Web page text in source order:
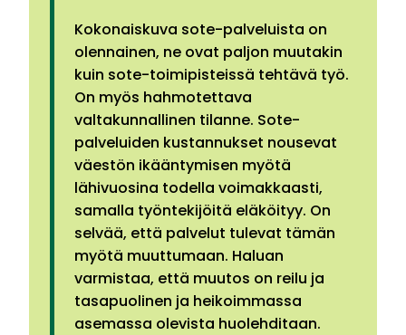
Kokonaiskuva sote-palveluista on
olennainen, ne ovat paljon muutakin
kuin sote-toimipisteissä tehtävä työ.
On myös hahmotettava
valtakunnallinen tilanne. Sote-
palveluiden kustannukset nousevat
väestön ikääntymisen myötä
lähivuosina todella voimakkaasti,
samalla työntekijöitä eläköityy. On
selvää, että palvelut tulevat tämän
myötä muuttumaan. Haluan
varmistaa, että muutos on reilu ja
tasapuolinen ja heikoimmassa
asemassa olevista huolehditaan.